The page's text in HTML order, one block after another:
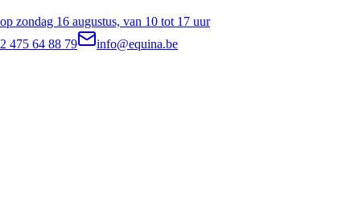
zondag 16 augustus, van 10 tot 17 uur
475 64 88 79 info@equina.be